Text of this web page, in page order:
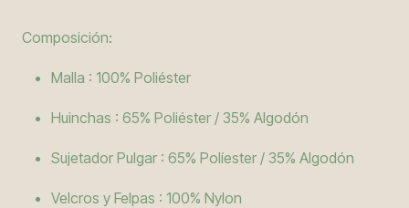
Composición:
Malla : 100% Poliéster
Huinchas : 65% Poliéster / 35% Algodón
Sujetador Pulgar : 65% Políester / 35% Algodón
Velcros y Felpas : 100% Nylon